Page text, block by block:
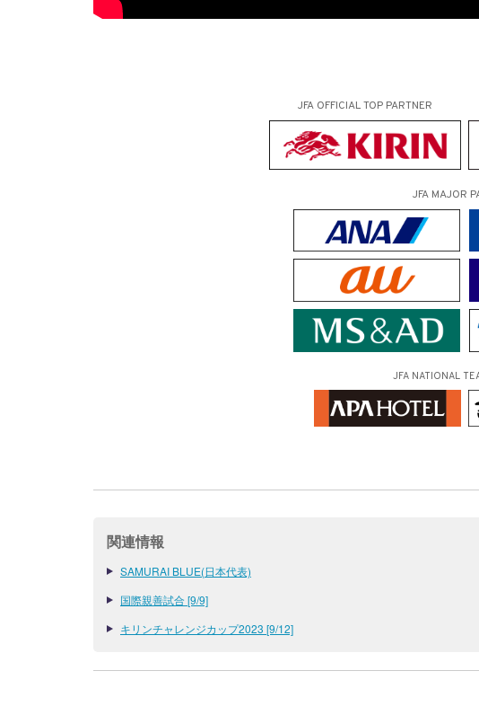
JFA OFFICIALTOP PARTNER
JFA MAJOR
JFA NATIONAL
関連情報
SAMURAI BLUE(日本代表)
国際親善試合 [9/9]
キリンチャレンジカップ2023 [9/12]